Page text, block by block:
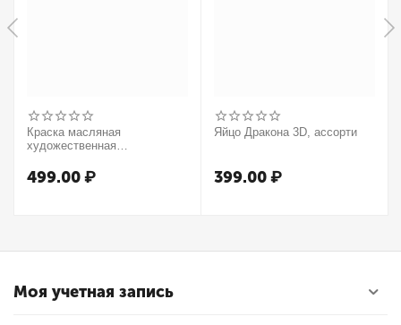
Краска масляная
художественная
37мл, туба, оранжевый
499.00₽
Яйцо Дракона 3D, ассорти
399.00₽
Моя учетная запись